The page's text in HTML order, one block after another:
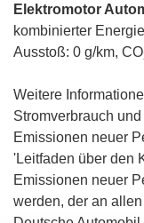
Elektromotor
kombinierter
Ausstoß: 0 g/km, CO
Weitere
Stromverbrauch
Emissionen neuer
'Leitfaden über den
Emissionen neuer
werden, der an